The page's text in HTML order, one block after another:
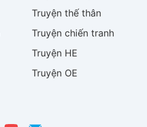
Truyện thế thân
Truyện chiến tranh
Truyện HE
Truyện OE